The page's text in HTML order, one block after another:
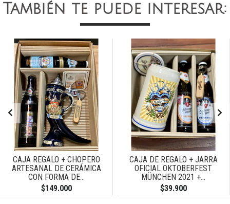
También te puede interesar:
CAJA REGALO + CHOPERO
ARTESANAL DE CERÁMICA
CON FORMA DE...
$149.000
CAJA DE REGALO + JARRA
OFICIAL OKTOBERFEST
MÜNCHEN 2021 +...
$39.900